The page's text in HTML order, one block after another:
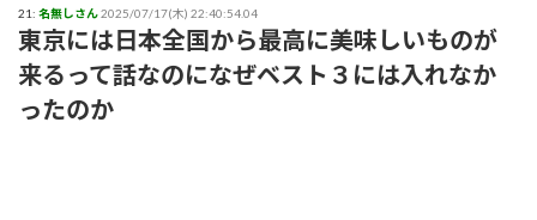
21: 名無しさん2025/07/17(木) 22:40:54.04
東京には日本全国から最高に美味しいものが
来るって話なのになぜベスト３には入れなか
ったのか